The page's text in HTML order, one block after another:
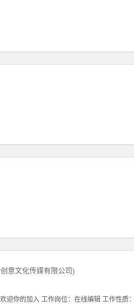
意文化传媒有限公司)
迎你的加入 工作岗位：在线编辑 工作性质